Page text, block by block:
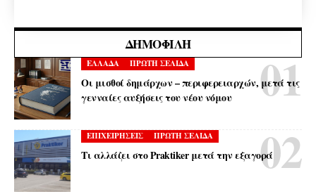
ΔΗΜΟΦΙΛΉ
ΕΛΛΑΔΑ ΠΡΩΤΗ ΣΕΛΙΔΑ
Οι μισθοί δημάρχων – περιφερειαρχών, μετά τις
γενναίες αυξήσεις του νέου νόμου
ΕΠΙΧΕΙΡΗΣΕΙΣ ΠΡΩΤΗ ΣΕΛΙΔΑ
Τι αλλάζει στο Praktiker μετά την εξαγορά